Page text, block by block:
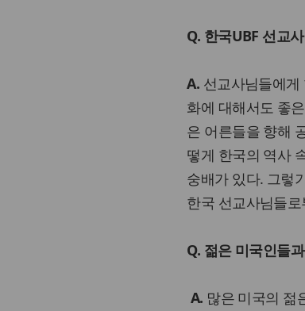
Q. 한국UBF 선교
A. 선교사님들에
화에 대해서도 좋
은 어른들을 향해
떻게 한국의 역사
숭배가 있다. 그렇
한국 선교사님들
Q. 젊은 미국인들
A. 많은 미국의 젊